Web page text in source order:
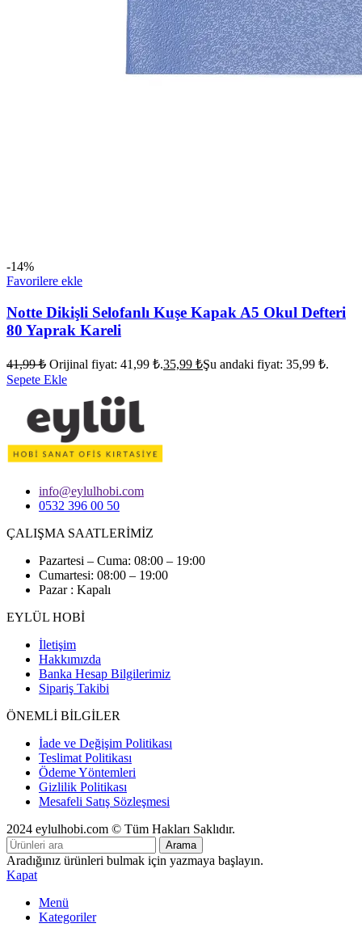
-14%
Favorilere ekle
Notte Dikişli Selofanlı Kuşe Kapak A5 Okul Defteri
80 Yaprak Kareli
41,99₺ Orijinal fiyat: 41,99 ₺.35,99 ₺Şu andaki fiyat: 35,99 ₺.
Sepete Ekle
info@eylulhobi.com
0532 396 00 50
ÇALIŞMA SAATLERİMİZ
Pazartesi – Cuma: 08:00 – 19:00
Cumartesi: 08:00 – 19:00
Pazar : Kapalı
EYLÜL HOBİ
İletişim
Hakkımızda
Banka Hesap Bilgilerimiz
Sipariş Takibi
ÖNEMLİ BİLGİLER
İade ve Değişim Politikası
Teslimat Politikası
Ödeme Yöntemleri
Gizlilik Politikası
Mesafeli Satış Sözleşmesi
2024 eylulhobi.com © Tüm Hakları Saklıdır.
Arama
Aradığınız ürünleri bulmak için yazmaya başlayın.
Kapat
Menü
Kategoriler